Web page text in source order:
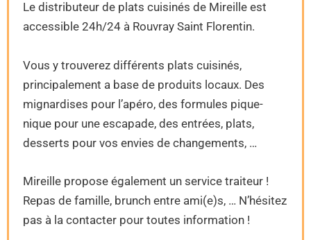
Le distributeur de plats cuisinés de Mireille est
accessible 24h/24 à Rouvray Saint Florentin.
Vous y trouverez différents plats cuisinés,
principalement a base de produits locaux. Des
mignardises pour l’apéro, des formules pique-
nique pour une escapade, des entrées, plats,
desserts pour vos envies de changements, …
Mireille propose également un service traiteur !
Repas de famille, brunch entre ami(e)s, … N’hésitez
pas à la contacter pour toutes information !